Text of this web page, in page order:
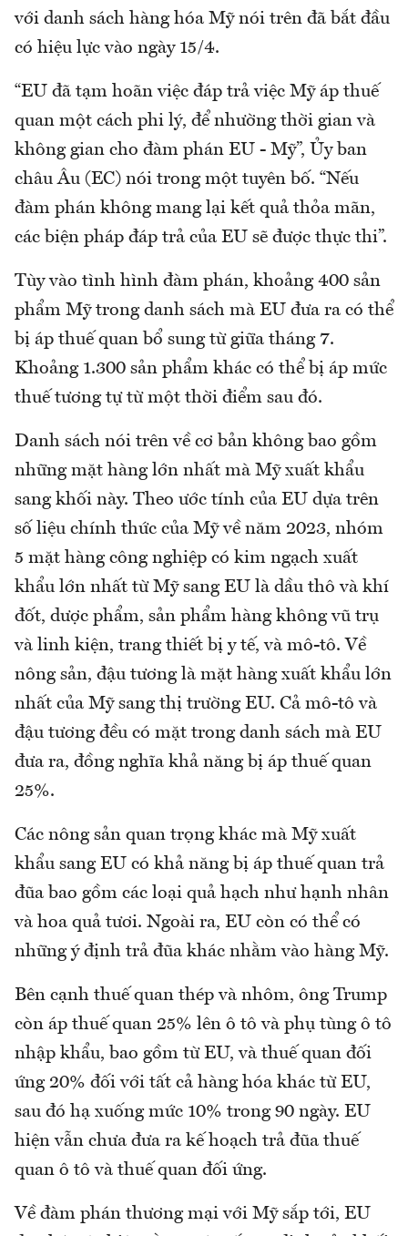
với danh sách hàng hóa Mỹ nói trên đã bắt đầu
có hiệu lực vào ngày 15/4.
“EU đã tạm hoãn việc đáp trả việc Mỹ áp thuế
quan một cách phi lý, để nhường thời gian và
không gian cho đàm phán EU - Mỹ”, Ủy ban
châu Âu (EC) nói trong một tuyên bố. “Nếu
đàm phán không mang lại kết quả thỏa mãn,
các biện pháp đáp trả của EU sẽ được thực thi”.
Tùy vào tình hình đàm phán, khoảng 400 sản
phẩm Mỹ trong danh sách mà EU đưa ra có thể
bị áp thuế quan bổ sung từ giữa tháng 7.
Khoảng 1.300 sản phẩm khác có thể bị áp mức
thuế tương tự từ một thời điểm sau đó.
Danh sách nói trên về cơ bản không bao gồm
những mặt hàng lớn nhất mà Mỹ xuất khẩu
sang khối này. Theo ước tính của EU dựa trên
số liệu chính thức của Mỹ về năm 2023, nhóm
5 mặt hàng công nghiệp có kim ngạch xuất
khẩu lớn nhất từ Mỹ sang EU là dầu thô và khí
đốt, dược phẩm, sản phẩm hàng không vũ trụ
và linh kiện, trang thiết bị y tế, và mô-tô. Về
nông sản, đậu tương là mặt hàng xuất khẩu lớn
nhất của Mỹ sang thị trường EU. Cả mô-tô và
đậu tương đều có mặt trong danh sách mà EU
đưa ra, đồng nghĩa khả năng bị áp thuế quan
25%.
Các nông sản quan trọng khác mà Mỹ xuất
khẩu sang EU có khả năng bị áp thuế quan trả
đũa bao gồm các loại quả hạch như hạnh nhân
và hoa quả tươi. Ngoài ra, EU còn có thể có
những ý định trả đũa khác nhằm vào hàng Mỹ.
Bên cạnh thuế quan thép và nhôm, ông Trump
còn áp thuế quan 25% lên ô tô và phụ tùng ô tô
nhập khẩu, bao gồm từ EU, và thuế quan đối
ứng 20% đối với tất cả hàng hóa khác từ EU,
sau đó hạ xuống mức 10% trong 90 ngày. EU
hiện vẫn chưa đưa ra kế hoạch trả đũa thuế
quan ô tô và thuế quan đối ứng.
Về đàm phán thương mại với Mỹ sắp tới, EU